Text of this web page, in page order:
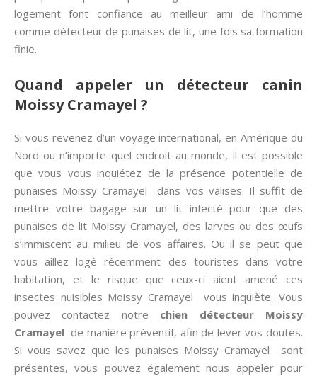
logement font confiance au meilleur ami de l’homme
comme détecteur de punaises de lit, une fois sa formation
finie.
Quand appeler un détecteur canin
Moissy Cramayel ?
Si vous revenez d’un voyage international, en Amérique du
Nord ou n’importe quel endroit au monde, il est possible
que vous vous inquiétez de la présence potentielle de
punaises Moissy Cramayel dans vos valises. Il suffit de
mettre votre bagage sur un lit infecté pour que des
punaises de lit Moissy Cramayel, des larves ou des œufs
s’immiscent au milieu de vos affaires. Ou il se peut que
vous aillez logé récemment des touristes dans votre
habitation, et le risque que ceux-ci aient amené ces
insectes nuisibles Moissy Cramayel vous inquiète. Vous
pouvez contactez notre chien détecteur Moissy
Cramayel de manière préventif, afin de lever vos doutes.
Si vous savez que les punaises Moissy Cramayel sont
présentes, vous pouvez également nous appeler pour